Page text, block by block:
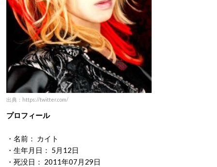
出典：https://twitter.com/
プロフィール
・名前： カイト
・生年月日： 5月12日
・死没日： 2011年07月29日